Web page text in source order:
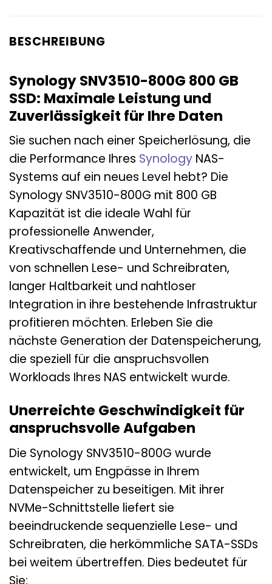
BESCHREIBUNG
Synology SNV3510-800G 800 GB
SSD: Maximale Leistung und
Zuverlässigkeit für Ihre Daten
Sie suchen nach einer Speicherlösung, die
die Performance Ihres Synology NAS-
Systems auf ein neues Level hebt? Die
Synology SNV3510-800G mit 800 GB
Kapazität ist die ideale Wahl für
professionelle Anwender,
Kreativschaffende und Unternehmen, die
von schnellen Lese- und Schreibraten,
langer Haltbarkeit und nahtloser
Integration in ihre bestehende Infrastruktur
profitieren möchten. Erleben Sie die
nächste Generation der Datenspeicherung,
die speziell für die anspruchsvollen
Workloads Ihres NAS entwickelt wurde.
Unerreichte Geschwindigkeit für
anspruchsvolle Aufgaben
Die Synology SNV3510-800G wurde
entwickelt, um Engpässe in Ihrem
Datenspeicher zu beseitigen. Mit ihrer
NVMe-Schnittstelle liefert sie
beeindruckende sequenzielle Lese- und
Schreibraten, die herkömmliche SATA-SSDs
bei weitem übertreffen. Dies bedeutet für
Sie: